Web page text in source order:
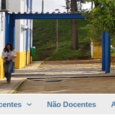
Não Docentes